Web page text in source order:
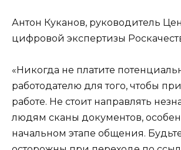
Антон Куканов, руководитель
цифровой экспертизы
«Никогда не платите
работодателю для того, чтобы
работе. Не стоит направлять
людям сканы документов,
начальном этапе общения.